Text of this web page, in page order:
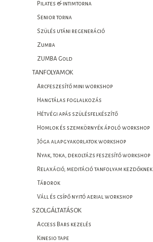
Pilates & intimtorna
Senior torna
Szülés utáni regeneráció
Zumba
ZUMBA Gold
TANFOLYAMOK
Arcfeszesítő mini workshop
Hangtálas foglalkozás
Hétvégi apás szülésfelkészítő
Homlok és szemkörnyék ápoló workshop
Jóga alapgyakorlatok workshop
Nyak, toka, dekoltázs feszesítő workshop
Relaxáció, meditáció tanfolyam kezdőknek
Táborok
Váll és csípő nyitó aerial workshop
SZOLGÁLTATÁSOK
Access Bars kezelés
Kinesio tape